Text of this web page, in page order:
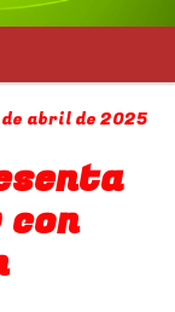
abril de 2025
con